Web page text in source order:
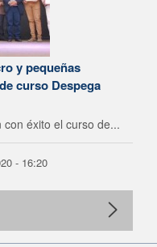
y pequeñas
curso Despega
éxito el curso de...
- 16:20